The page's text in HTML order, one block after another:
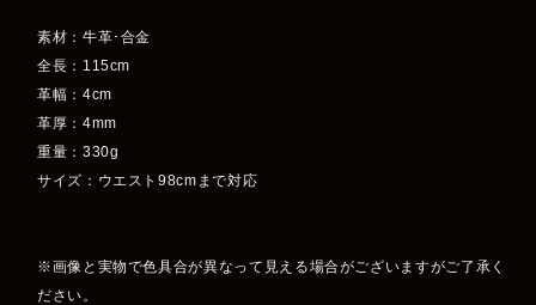
素材：牛革･合金
全長：115cm
革幅：4cm
革厚：4mm
重量：330g
サイズ：ウエスト98cmまで対応
※画像と実物で色具合が異なって見える場合がございますがご了承く
ださい。